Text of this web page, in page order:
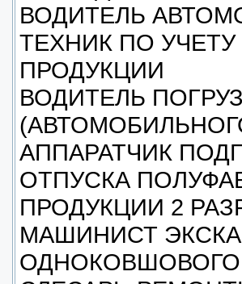
ВОДИТЕЛЬ
ТЕХНИК ПО
ПРОДУКЦИИ
ВОДИТЕЛЬ
АППАРАТЧИК
ОТПУСКА
ПРОДУКЦИИ 2
МАШИНИСТ
ОДНОКОВШОВОГО